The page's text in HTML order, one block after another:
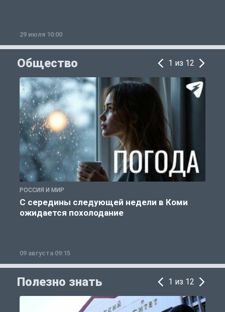
29 июля 10:00
Общество 1 из 12
РОССИЯ И МИР
С середины следующей недели в Коми
ожидается похолодание
09 августа 09:15
Полезно знать 1 из 12